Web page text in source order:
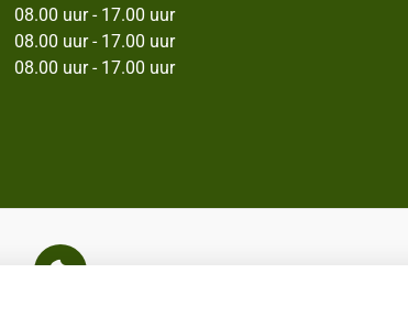
08.00 uur - 17.00 uur
08.00 uur - 17.00 uur
08.00 uur - 17.00 uur